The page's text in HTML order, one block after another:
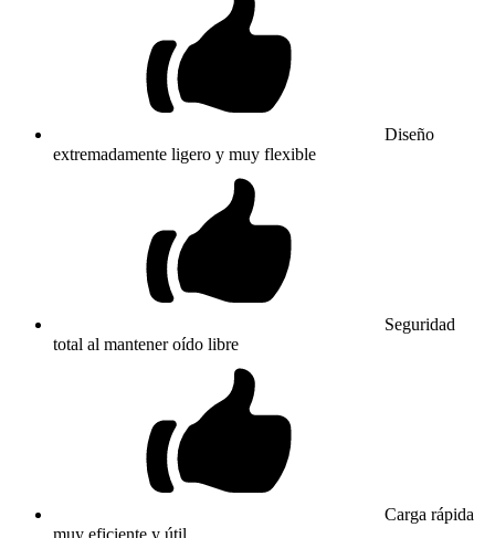
Diseño
extremadamente ligero y muy flexible
Seguridad
total al mantener oído libre
Carga rápida
muy eficiente y útil